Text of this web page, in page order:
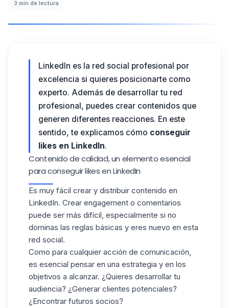
·
3 min de lectura
LinkedIn es la red social profesional por
excelencia si quieres posicionarte como
experto. Además de desarrollar tu red
profesional, puedes crear contenidos que
generen diferentes reacciones. En este
sentido, te explicamos cómo conseguir
likes en LinkedIn.
Contenido de calidad, un elemento esencial
para conseguir likes en LinkedIn
Es muy fácil crear y distribuir contenido en
LinkedIn. Crear engagement o comentarios
puede ser más difícil, especialmente si no
dominas las reglas básicas y eres nuevo en esta
red social.
Como para cualquier acción de comunicación,
es esencial pensar en una estrategia y en los
objetivos a alcanzar. ¿Quieres desarrollar tu
audiencia? ¿Generar clientes potenciales?
¿Encontrar futuros socios?